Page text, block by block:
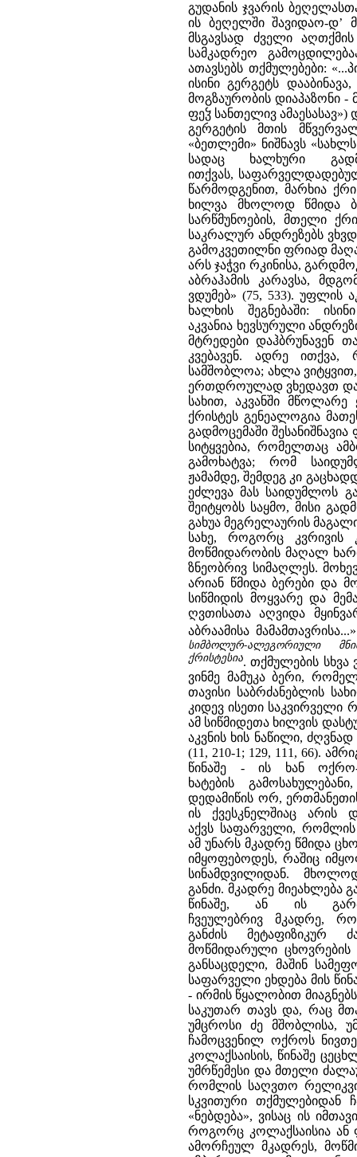
გუდანის ჯვარის
ის ბეღელში შავიდაო-დ’
მსგავსად ძველი
სამკადრეო
ათავსებს თქმულებები:
ისინი გერგეტს
მოგზაურობის დიაპაზონი -
ფეჴ სანთელივ
გერგეტის მთის
«ბეთლემი» ნიშნავს
სადაც ხალხური
ითქვას,
წარმოდგენით, მარხია
ხილვა მხოლოდ წმიდა
სარწმუნოების, მთელი
საკრალურ ანდრეზებს
გამოკვეთილნი ფრიად
არს ჯაჭვი რკინისა,
აბრაჰამის კარავსა,
ვდუმებ» (75, 533). უფლის
ხალხის შეგნებაში:
აკვანია ხევსურული
მტრედები დაჰბრუნავენ
კვებავენ. ადრე ითქვა,
სამშობლოა; ახლა
ერთდროულად ვხედავთ
სახით, აკვანში
ქრისტეს გენეალოგია
გადმოცემაში
სიტყვებია, რომელთაც
გამოხატვა; რომ
ჟამამდე, შემდეგ კი
ეძლევა მას საიდუმლოს
შეიტყობს საყმო, მისი
გახუა მეგრელაურის
სახე, როგორც კვრივის
მოწმიდარობის მაღალ
ზნეობრივ სიმაღლეს.
არიან წმიდა ბერები და
სიწმიდის მოყვარე და
ღვთისათა აღვიდა
აბრაამისა
სიმბოლურ-ალეგორიული
ქრისტესია. თქმულების
ვინმე მამუკა ბერი,
თავისი საბრძანებლის
კიდევ ისეთი საკვირველი
ამ სიწმიდეთა ხილვის
აკვნის ხის ნაწილი,
(11, 210-1; 129, 111, 66).
წინაშე - ის ხან
ხატების
დედამიწის ორ,
ის ქვესკნელშიაც არის
აქვს საფარველი,
ამ უნარს მკადრე წმიდა
იმყოფებოდეს, რაშიც
სინამდვილიდან.
განძი. მკადრე მიეახლება
წინაშე, ან ის
ჩვეულებრივ მკადრე,
განძის
მოწმიდარული
განსაცდელი, მაშინ
საფარველი ეხდება მის
- ირმის წყალობით
საკუთარ თავს და, რაც
უმცროსი ძე მშობლისა,
ჩამოცვენილ ოქროს
კოლაქსაისის, წინაშე
უმრწემესი და მთელი
რომლის საღვთო
სკვითური თქმულებიდან
«ნებდება», ვისაც ის
როგორც კოლაქსაისია ან
ამორჩეულ მკადრეს,